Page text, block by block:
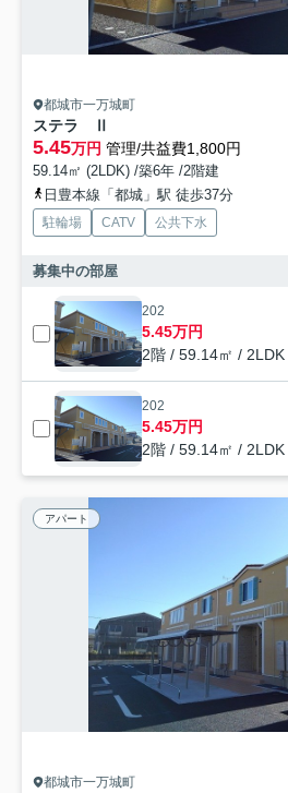
都城市一万城町
ステラ Ⅱ
5.45万円 管理/共益費1,800円
59.14㎡ (2LDK) /築6年 /2階建
日豊本線「都城」駅 徒歩37分
駐輪場 CATV 公共下水
募集中の部屋
202
5.45万円
2階 / 59.14㎡ / 2LDK
202
5.45万円
2階 / 59.14㎡ / 2LDK
アパート
都城市一万城町